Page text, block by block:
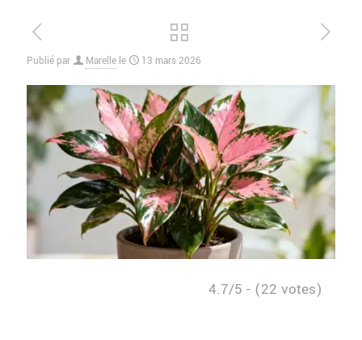
Publié par Marelle le 13 mars 2026
4.7/5 - (22 votes)